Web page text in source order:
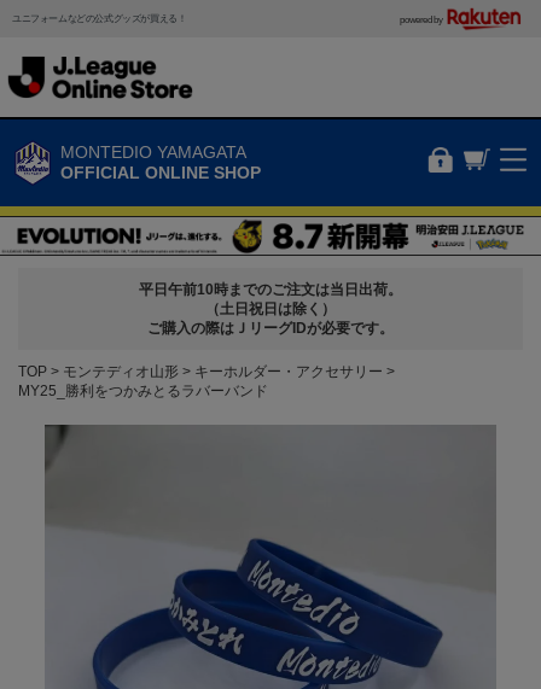
ユニフォームなどの公式グッズが買える！ powered by
MONTEDIO YAMAGATA
OFFICIAL ONLINE SHOP
平日午前10時までのご注文は当日出荷。
（土日祝日は除く）
ご購入の際はＪリーグIDが必要です。
TOP モンテディオ山形
キーホルダー・アクセサリー
MY25_勝利をつかみとるラバーバンド